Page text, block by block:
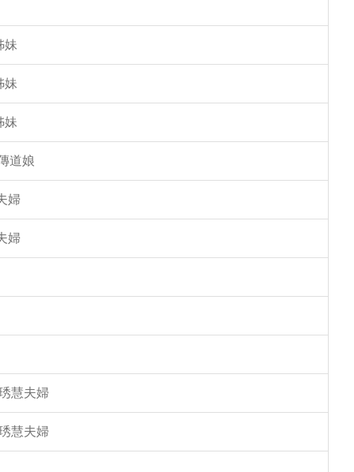
妹
妹
妹
道娘
婦
婦
慧夫婦
慧夫婦